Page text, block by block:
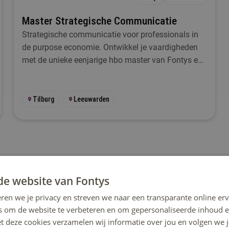
Master Strategische Communicatie
Strategische communicatie voor professionals in
de purpose economie. Ontwikkel je vaardigheden
met de unieke eenjarige hbo master van Fontys en
Tilburg Leeuwarden
Kan je de zoeker niet goed zien of heb je hulp nodig bij
viamailinfo@fontys.nl of telefonisch via tel. 08850
website van Fontys
we je privacy en streven we naar een transparante online
om de website te verbeteren en om gepersonaliseerde inhoud
deze cookies verzamelen wij informatie over jou en volgen we